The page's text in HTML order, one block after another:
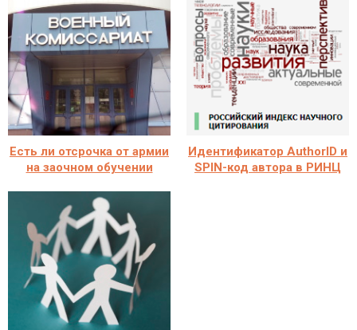
Есть ли отсрочка от армии
на заочном обучении
Идентификатор AuthorID и
SPIN-код автора в РИНЦ